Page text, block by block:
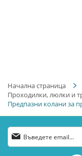
Начална страница
Проходилки, люлки и
Предпазни колани за
Абонирай
се